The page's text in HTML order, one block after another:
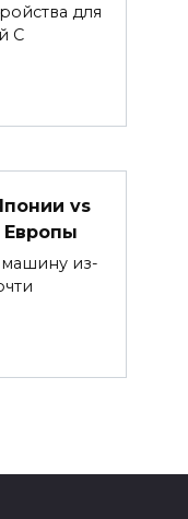
для
С
vs
Европы
машину из-